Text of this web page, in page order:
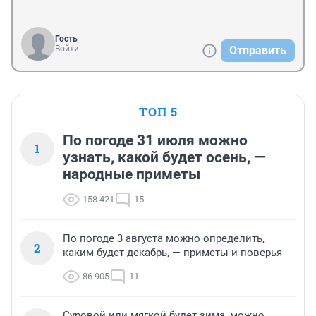
Гость
Войти
Отправить
ТОП 5
1
По погоде 31 июля можно
узнать, какой будет осень, —
народные приметы
158 421 15
2
По погоде 3 августа можно определить,
каким будет декабрь, — приметы и поверья
86 905 11